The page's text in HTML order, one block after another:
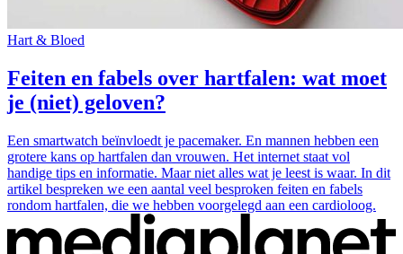
Hart & Bloed
Feiten en fabels over hartfalen: wat moet
je (niet) geloven?
Een smartwatch beïnvloedt je pacemaker. En mannen hebben een
grotere kans op hartfalen dan vrouwen. Het internet staat vol
handige tips en informatie. Maar niet alles wat je leest is waar. In dit
artikel bespreken we een aantal veel besproken feiten en fabels
rondom hartfalen, die we hebben voorgelegd aan een cardioloog.